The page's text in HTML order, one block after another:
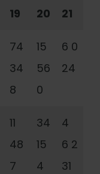
19
20
21
74
34
8
15
56
0
6 0
24
11
48
7
34
15
4
4
6 2
31